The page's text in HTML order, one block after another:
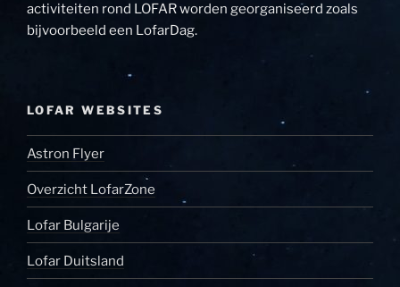
activiteiten rond LOFAR worden georganiseerd zoals
bijvoorbeeld een LofarDag.
LOFAR WEBSITES
Astron Flyer
Overzicht LofarZone
Lofar Bulgarije
Lofar Duitsland